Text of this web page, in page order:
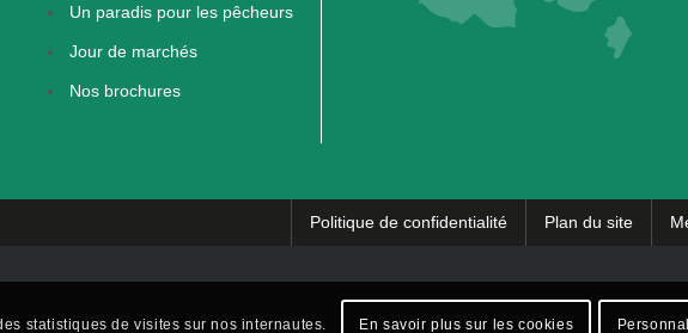
Un paradis pour les pêcheurs
Jour de marchés
Nos brochures
Politique de confidentialité Plan du site
statistiques de visites sur nos internautes. En savoir plus sur les cookies